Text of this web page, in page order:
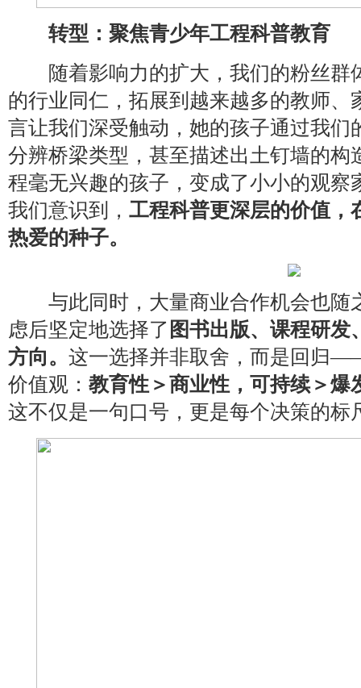
转型：聚焦青少年工程科普教育
随着影响力的扩大，我们的粉丝群
的行业同仁，拓展到越来越多的教师、
言让我们深受触动，她的孩子通过我们
分辨桥梁类型，甚至描述出土钉墙的
程毫无兴趣的孩子，变成了小小的观察
我们意识到， 工程科普更深层的价值，
热爱的种子。
与此同时，大量商业合作机会也随
虑后坚定地选择了 图书出版、课程研发
方向。 这一选择并非取舍，而是回归
价值观： 教育性＞商业性，可持续＞爆
这不仅是一句口号，更是每个决策的标